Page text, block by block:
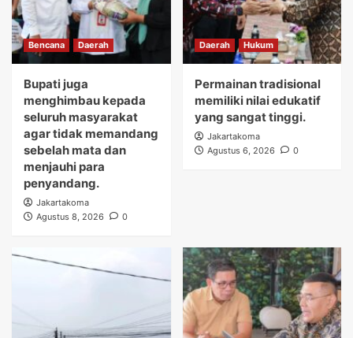
Bencana Daerah
Bupati juga
menghimbau kepada
seluruh masyarakat
agar tidak memandang
sebelah mata dan
menjauhi para
penyandang.
Jakartakoma
Agustus 8, 2026
0
Daerah Hukum
Permainan tradisional
memiliki nilai edukatif
yang sangat tinggi.
Jakartakoma
Agustus 6, 2026
0